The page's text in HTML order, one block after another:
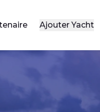
Ajouter Yacht